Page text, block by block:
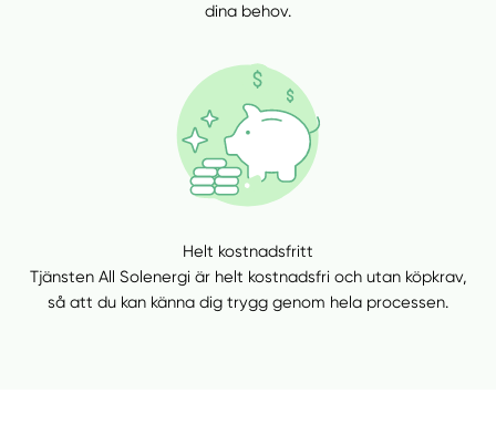
dina behov.
Helt kostnadsfritt
Tjänsten All Solenergi är helt kostnadsfri och utan köpkrav,
så att du kan känna dig trygg genom hela processen.